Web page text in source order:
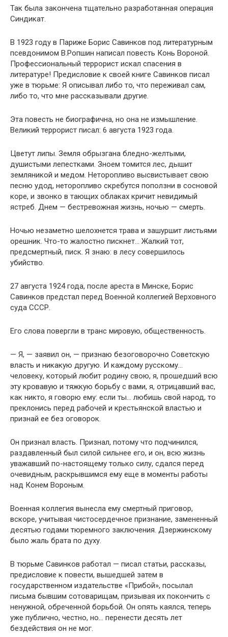
Так была закончена тщательно разработанная операция
Синдикат.
В 1923 году в Париже Борис Савинков под литературным
псевдонимом В.Ропшин написал повесть Конь Вороной.
Профессиональный террорист искал спасения в
литературе! Предисловие к своей книге Савинков писал
уже в тюрьме: Я описывал либо то, что переживал сам,
либо то, что мне рассказывали другие.
Эта повесть не биографична, но она не измышление.
Великий террорист писал: 6 августа 1923 года.
Цветут липы. Земля обрызгана бледно-желтыми,
душистыми лепестками. Зноем томится лес, дышит
земляникой и медом. Неторопливо высвистывает свою
песню удод, неторопливо скребутся поползни в сосновой
коре, и звонко в тающих облаках кричит невидимый
ястреб. Днем — бестревожная жизнь, ночью — смерть.
Ночью незаметно шелохнется трава и зашуршит листьями
орешник. Что-то жалостно пискнет… Жалкий тот,
предсмертный, писк. Я знаю: в лесу совершилось
убийство.
27 августа 1924 года, после ареста в Минске, Борис
Савинков предстал перед Военной коллегией Верховного
суда СССР.
Его слова повергли в транс мировую, общественность.
— Я, — заявил он, — признаю безоговорочно Советскую
власть и никакую другую. И каждому русскому…
человеку, который любит родину свою, я, прошедший всю
эту кровавую и тяжкую борьбу с вами, я, отрицавший вас,
как никто, я говорю ему: если ты… любишь свой народ, то
преклонись перед рабочей и крестьянской властью и
признай ее без оговорок.
Он признал власть. Признал, потому что подчинился,
раздавленный был силой сильнее его, и он, всю жизнь
уважавший по-настоящему только силу, сдался перед
очевидным, раскрывшимся ему еще в моменты работы
над Конем Вороным.
Военная коллегия вынесла ему смертный приговор,
вскоре, учитывая чистосердечное признание, замененный
десятью годами тюремного заключения. Дзержинскому
было жаль брата по духу.
В тюрьме Савинков работал — писал статьи, рассказы,
предисловие к повести, вышедшей затем в
государственном издательстве «Прибой», посылал
письма бывшим сотоварищам, призывая их покончить с
ненужной, обреченной борьбой. Он опять каялся, теперь
уже публично, честно, но… перенести десять лет
бездействия он не мог.